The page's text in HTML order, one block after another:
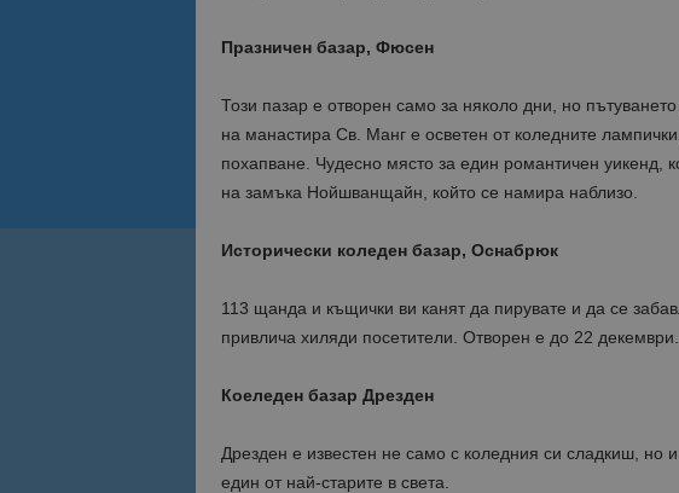
Празничен базар, Фюсен
Този пазар е отворен само за няколо дни, но
на манастира Св. Манг е осветен от коледните
похапване. Чудесно място за един романтичен уикенд,
на замъка Нойшванщайн, който се намира наблизо.
Исторически коледен базар, Оснабрюк
113 щанда и къщички ви канят да пирувате и да се
привлича хиляди посетители. Отворен е до 22 декември.
Коеледен базар Дрезден
Дрезден е известен не само с коледния си сладкиш, но
един от най-старите в света.